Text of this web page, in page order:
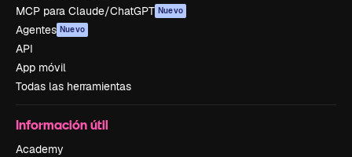
MCP para Claude/ChatGPT Nuevo
Agentes Nuevo
API
App móvil
Todas las herramientas
Información útil
Academy